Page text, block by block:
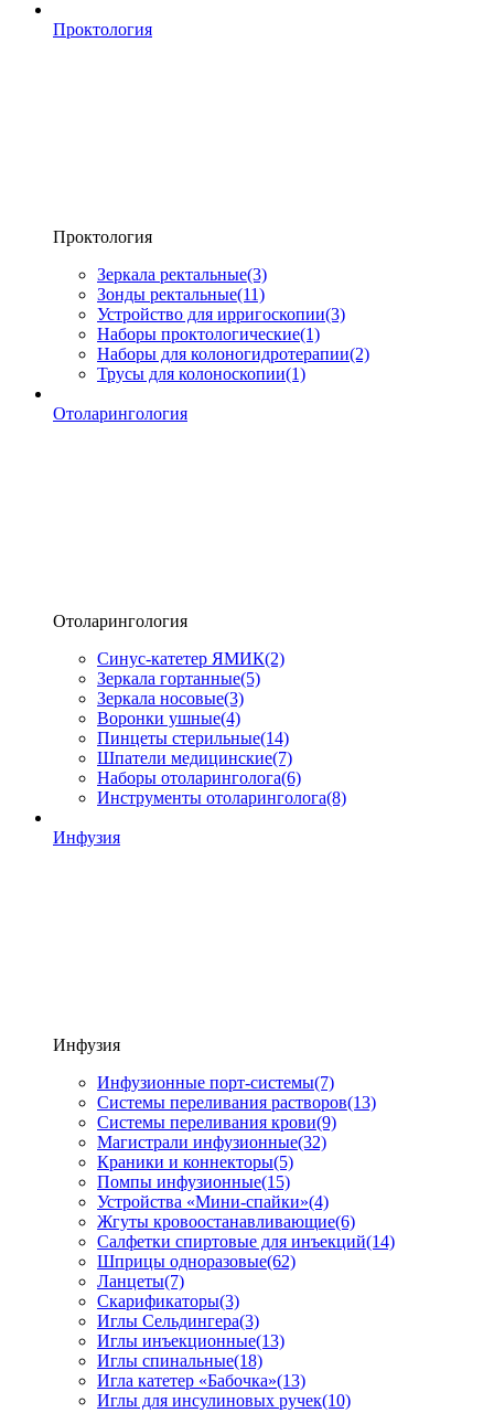
Проктология
Проктология
Зеркала ректальные(3)
Зонды ректальные(11)
Устройство для ирригоскопии(3)
Наборы проктологические(1)
Наборы для колоногидротерапии(2)
Трусы для колоноскопии(1)
Отоларингология
Отоларингология
Синус-катетер ЯМИК(2)
Зеркала гортанные(5)
Зеркала носовые(3)
Воронки ушные(4)
Пинцеты стерильные(14)
Шпатели медицинские(7)
Наборы отоларинголога(6)
Инструменты отоларинголога(8)
Инфузия
Инфузия
Инфузионные порт-системы(7)
Системы переливания растворов(13)
Системы переливания крови(9)
Магистрали инфузионные(32)
Краники и коннекторы(5)
Помпы инфузионные(15)
Устройства «Мини-спайки»(4)
Жгуты кровоостанавливающие(6)
Салфетки спиртовые для инъекций(14)
Шприцы одноразовые(62)
Ланцеты(7)
Скарификаторы(3)
Иглы Сельдингера(3)
Иглы инъекционные(13)
Иглы спинальные(18)
Игла катетер «Бабочка»(13)
Иглы для инсулиновых ручек(10)